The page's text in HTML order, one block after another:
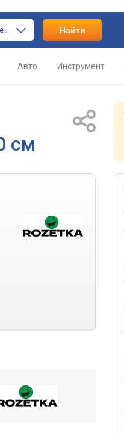
только постельное белье Найти
Авто Инструмент
см